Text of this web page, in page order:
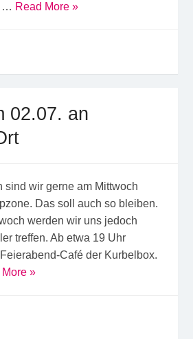
… Read More »
02.07. an
sind wir gerne am Mittwoch
Das soll auch so bleiben.
werden wir uns jedoch
treffen. Ab etwa 19 Uhr
Café der Kurbelbox.
»